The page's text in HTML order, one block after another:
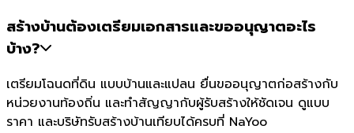
สร้างบ้านต้องเตรียมเอกสารและขออนุญาตอะไร
บ้าง?
เตรียมโฉนดที่ดิน แบบบ้านและแปลน ยื่นขออนุญาตก่อสร้างกับ
หน่วยงานท้องถิ่น และทำสัญญากับผู้รับสร้างให้ชัดเจน ดูแบบ
ราคา และบริษัทรับสร้างบ้านเทียบได้ครบที่ NaYoo